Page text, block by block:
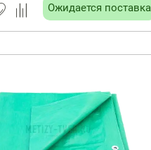
Ожидается поставка